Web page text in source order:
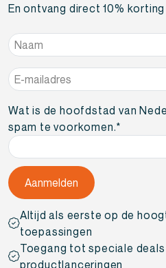
En ontvang direct 10%
Naam*
E-
mailadres*
Wat is de hoofdstad van
spam te voorkomen.*
Altijd als eerste op de
toepassingen
Toegang tot speciale deals
productlanceringen